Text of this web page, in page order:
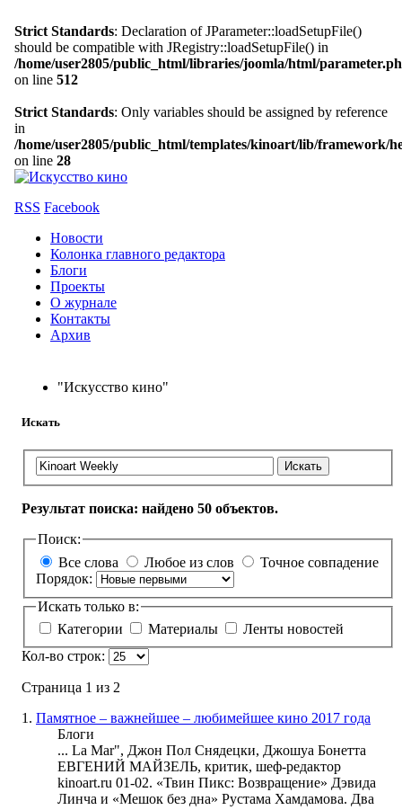
Strict Standards: Declaration of JParameter::loadSetupFile()
should be compatible with JRegistry::loadSetupFile() in
/home/user2805/public_html/libraries/joomla/html/
on line 512
Strict Standards: Only variables should be assigned by reference
in
/home/user2805/public_html/templates/kinoart/lib/framework/
on line 28
RSS Facebook
Новости
Колонка главного редактора
Блоги
Проекты
О журнале
Контакты
Архив
"Искусство кино"
Искать
Искать
Результат поиска: найдено 50 объектов.
Поиск:
Все слова
Любое из слов
Точное совпадение
Порядок:
Искать только в:
Категории
Материалы
Ленты новостей
Кол-во строк:
Страница 1 из 2
1. Памятное – важнейшее – любимейшее кино 2017 года
Блоги
... La Mar", Джон Пол Снядецки, Джошуа Бонетта
ЕВГЕНИЙ МАЙЗЕЛЬ, критик, шеф-редактор
kinoart.ru 01-02. «Твин Пикс: Возвращение» Дэвида
Линча и «Мешок без дна» Рустама Хамдамова. Два